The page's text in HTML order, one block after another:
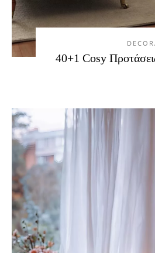
40+1 Cosy